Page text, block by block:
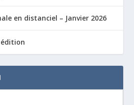
en distanciel – Janvier 2026
édition